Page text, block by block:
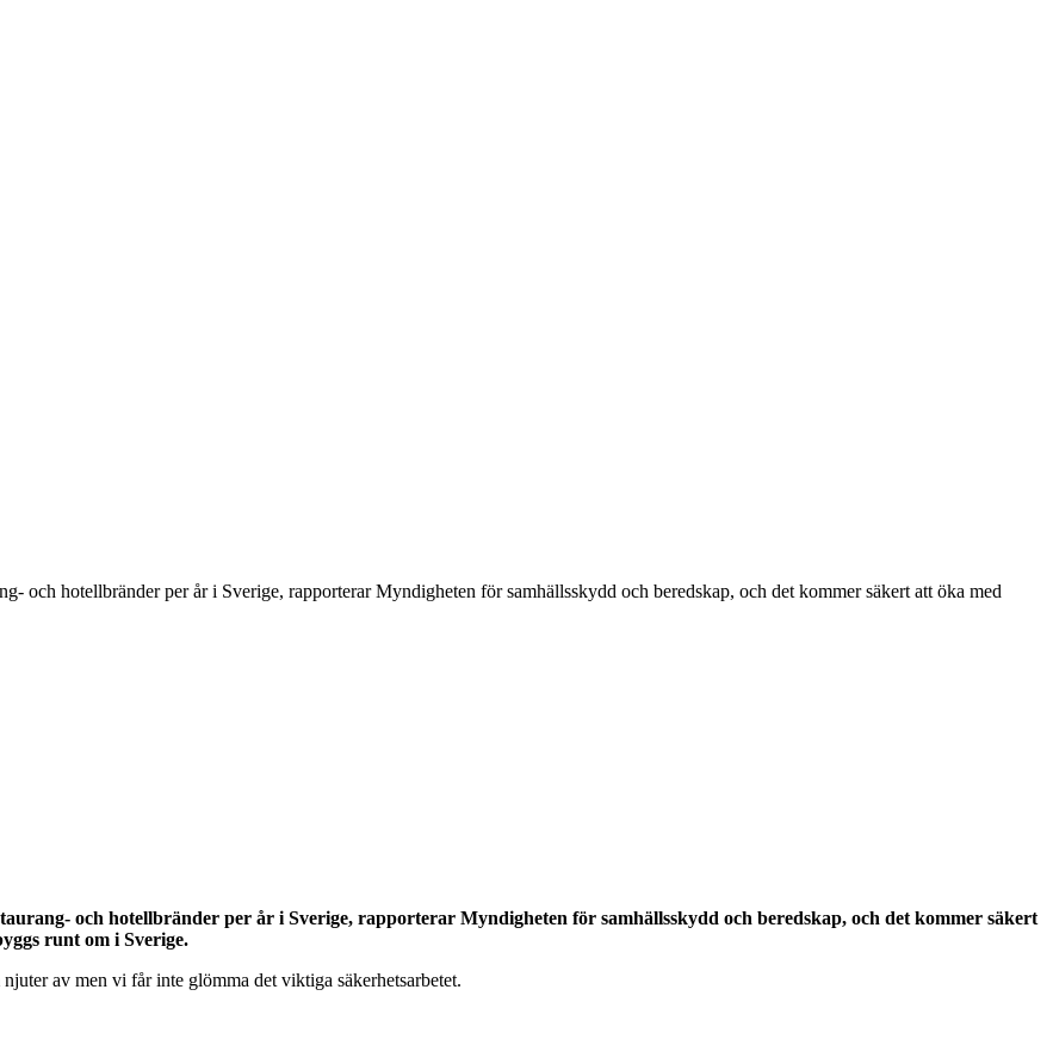
och hotellbränder per år i Sverige, rapporterar Myndigheten för samhällsskydd och beredskap, och det kommer säkert att öka med
och hotellbränder per år i Sverige, rapporterar Myndigheten för samhällsskydd och beredskap, och det kommer säkert
runt om i Sverige.
av men vi får inte glömma det viktiga säkerhetsarbetet.